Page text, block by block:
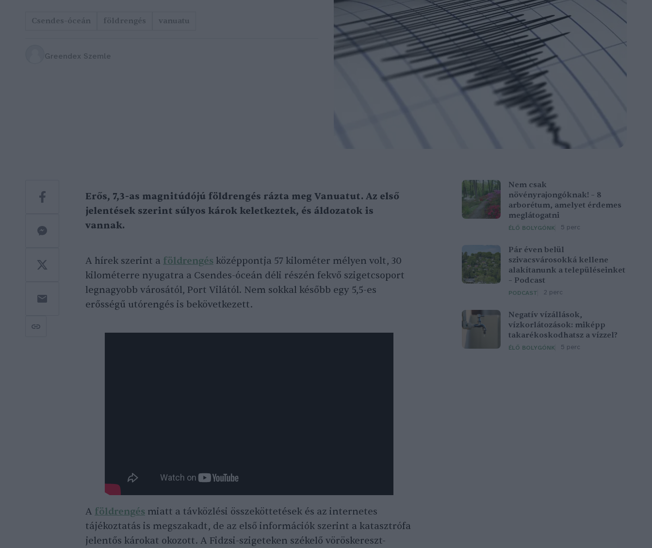
Csendes-óceán földrengés vanuatu
Greendex Szemle
Erős, 7,3-as magnitúdójú földrengés rázta meg Vanuatut. Az első
jelentések szerint súlyos károk keletkeztek, és áldozatok is
vannak.
A hírek szerint a földrengés középpontja 57 kilométer mélyen volt, 30
kilométerre nyugatra a Csendes-óceán déli részén fekvő szigetcsoport
legnagyobb városától, Port Vilától. Nem sokkal később egy 5,5-es
erősségű utórengés is bekövetkezett.
A földrengés miatt a távközlési összeköttetések és az internetes
tájékoztatás is megszakadt, de az első információk szerint a katasztrófa
jelentős károkat okozott. A Fidzsi-szigeteken székelő vöröskereszt-
Nem csak
növényrajongóknak! – 8
arborétum, amelyet érdemes
meglátogatni
ÉLŐ BOLYGÓNK 5 perc
Pár éven belül
szivacsvárosokká kellene
alakítanunk a településeinket
– Podcast
PODCAST 2 perc
Negatív vízállások,
vízkorlátozások: miképp
takarékoskodhatsz a vízzel?
ÉLŐ BOLYGÓNK 5 perc